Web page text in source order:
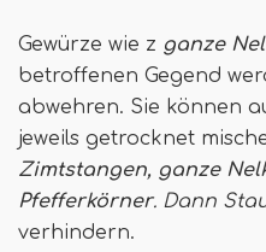
Gewürze wie z ganze
betroffenen Gegend
abwehren. Sie können
jeweils getrocknet
Zimtstangen, ganze
Pfefferkörner. Dann
verhindern.